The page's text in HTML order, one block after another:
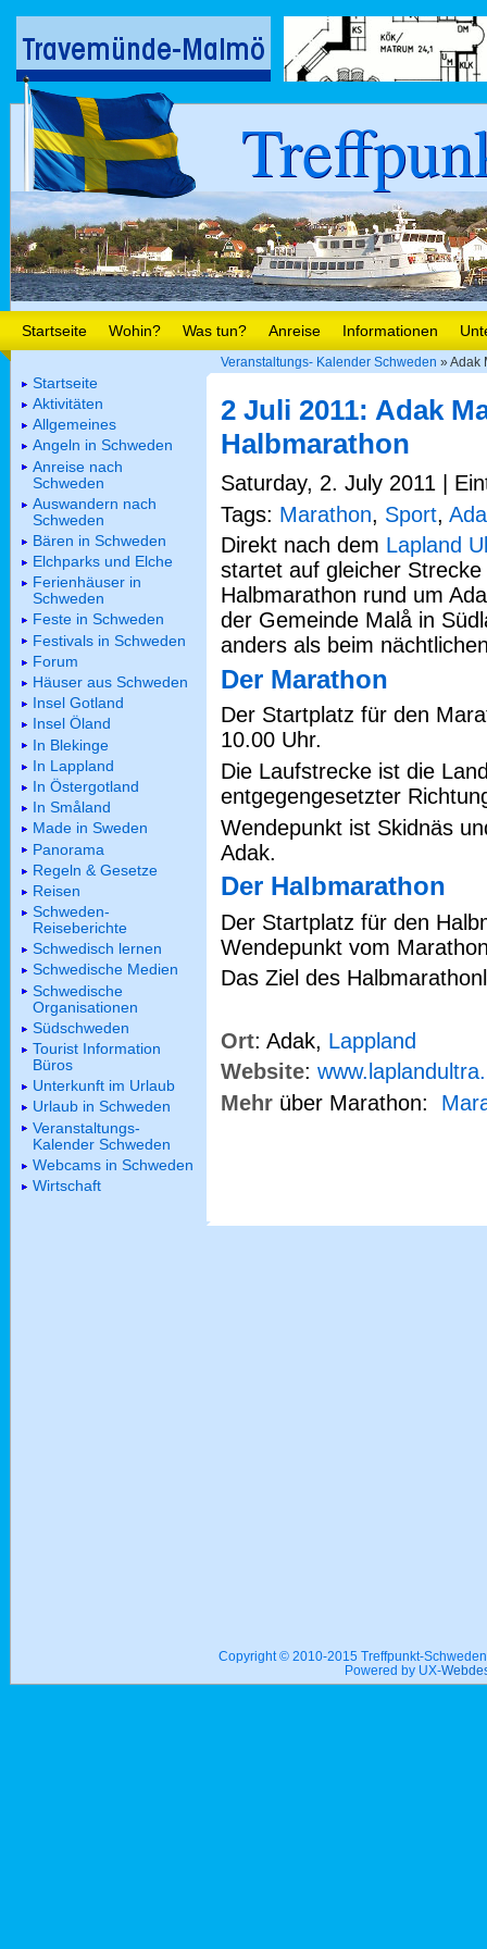
Startseite Wohin? Was tun? Anreise Informationen
Veranstaltungs- Kalender Schweden » Adak
2 Juli 2011: Adak
Halbmarathon
Saturday, 2. July 2011 |
Tags: Marathon, Sport,
Direkt nach dem Lapland
startet auf gleicher
Halbmarathon rund um
der Gemeinde Malå in
anders als beim
Der Marathon
Der Startplatz für den
10.00 Uhr.
Die Laufstrecke ist die
entgegengesetzter
Wendepunkt ist Skidnäs
Adak.
Der Halbmarathon
Der Startplatz für den
Wendepunkt vom
Das Ziel des
Ort: Adak, Lappland
Website:
Mehr über Marathon:
Startseite
Aktivitäten
Allgemeines
Angeln in Schweden
Anreise nach
Schweden
Auswandern nach
Schweden
Bären in Schweden
Elchparks und Elche
Ferienhäuser in
Schweden
Feste in Schweden
Festivals in Schweden
Forum
Häuser aus Schweden
Insel Gotland
Insel Öland
In Blekinge
In Lappland
In Östergotland
In Småland
Made in Sweden
Panorama
Regeln & Gesetze
Reisen
Schweden-
Reiseberichte
Schwedisch lernen
Schwedische Medien
Schwedische
Organisationen
Südschweden
Tourist Information
Büros
Unterkunft im Urlaub
Urlaub in Schweden
Veranstaltungs-
Kalender Schweden
Webcams in Schweden
Wirtschaft
Copyright © 2010-2015 Treffpunkt-
Powered by UX-